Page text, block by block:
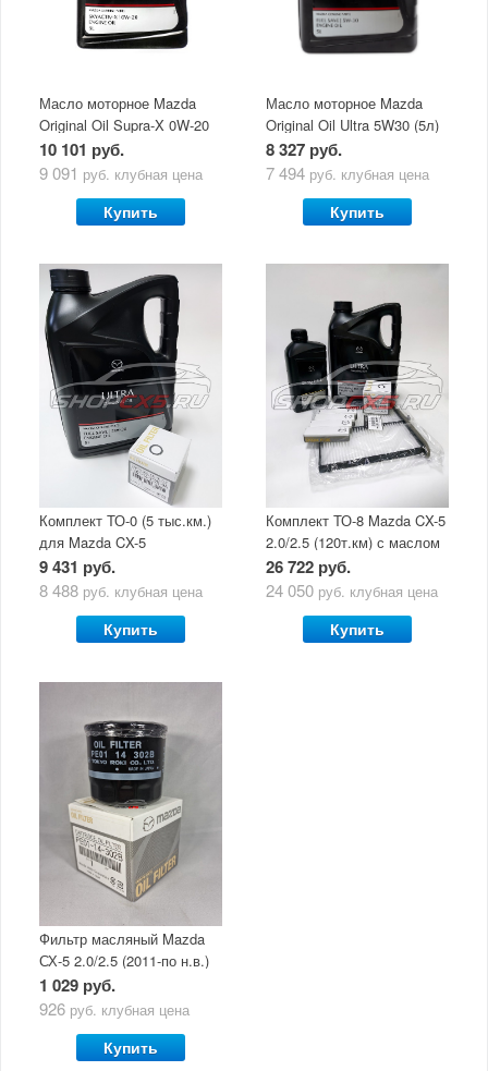
Масло моторное Mazda
Original Oil Supra-X 0W-20
(5 л)
10 101 руб.
9 091 руб. клубная цена
Купить
Масло моторное Mazda
Original Oil Ultra 5W30 (5л)
8 327 руб.
7 494 руб. клубная цена
Купить
Комплект ТО-0 (5 тыс.км.)
для Mazda CX-5
(двигатель 2.0/2.5) с
маслом Mazda Original Oil
9 431 руб.
8 488 руб. клубная цена
Купить
Комплект ТО-8 Mazda CX-5
2.0/2.5 (120т.км) с маслом
Mazda Original Oil Ultra
5W30
26 722 руб.
24 050 руб. клубная цена
Купить
Фильтр масляный Mazda
СХ-5 2.0/2.5 (2011-по н.в.)
1 029 руб.
926 руб. клубная цена
Купить